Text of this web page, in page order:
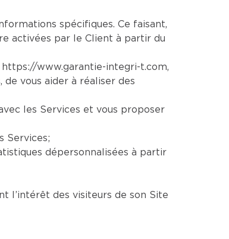
spécifiques. Ce faisant,
activées par le Client à partir du
https://www.garantie-integri-t.com,
de vous aider à réaliser des
les Services et vous proposer
Services;
dépersonnalisées à partir
l’intérêt des visiteurs de son Site